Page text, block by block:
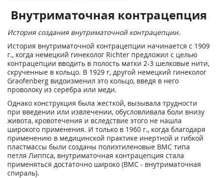
Внутриматочная контрацепция
История создания внутриматочной контрацепции.
История внутриматочной контрацепции начинается с 1909
г., когда немецкий гинеколог Richter предложил с целью
контрацепции вводить в полость матки 2-3 шелковые нити,
скрученные в кольцо. В 1929 г, другой немецкий гинеколог
Graofenberg видоизменил это кольцо, введя в него
проволоку из серебра или меди.
Однако конструкция была жесткой, вызывала трудности
при введении или извлечении, обусловливала боли внизу
живота, кровотечения и вследствие этого не нашла
широкого применения. И только в 1960 г., когда благодаря
применению в медицинской практике инертной и гибкой
пластмассы были созданы полиэтиленовые ВМС типа
петля Липпса, внутриматочная контрацепция стала
применяться достаточно широко (ВМС - внутриматочная
спираль).